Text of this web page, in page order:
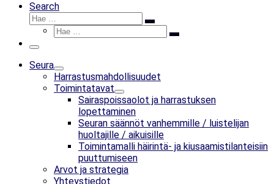
Search
Hae
Hae
Hae
Hae
Valikko
Seura
Harrastusmahdollisuudet
Toimintatavat
Sairaspoissaolot ja harrastuksen
lopettaminen
Seuran säännöt vanhemmille / luistelijan
huoltajille / aikuisille
Toimintamalli häirintä- ja kiusaamistilanteisiin
puuttumiseen
Arvot ja strategia
Yhteystiedot